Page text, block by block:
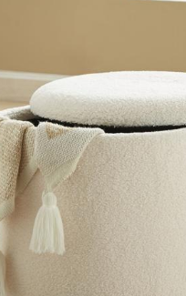
Canapé 2 places